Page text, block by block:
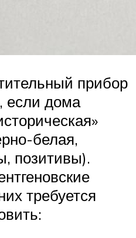
прибор
если дома
белая,
позитивы).
требуется